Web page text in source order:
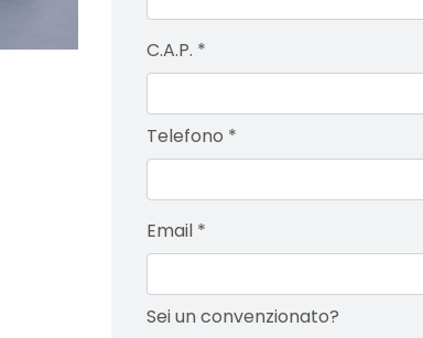
C.A.P. *
Telefono *
Email *
Sei un convenzionato?